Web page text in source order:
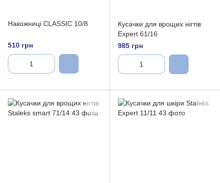
Накожниці CLASSIC 10/8
510 грн
Кусачки для врощих нігтів
Expert 61/16
985 грн